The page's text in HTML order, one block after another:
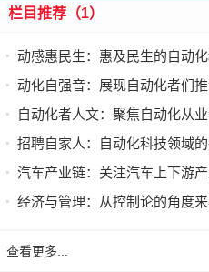
栏目推荐（1）
动感惠民生：惠及民生的自动
动化自强音：展现自动化者们
进步发出的响亮声音
自动化者人文：聚焦自动化从
文思考
招聘自家人：自动化科技领域
家及人才需求资讯
汽车产业链：关注汽车上下游
经济与管理：从控制论的角度
查看更多...